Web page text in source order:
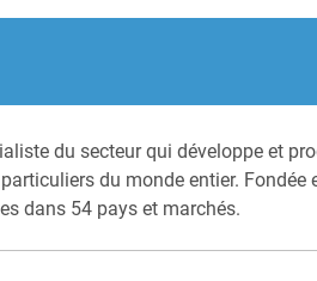
du secteur qui développe et
du monde entier.
dans 54 pays et marchés.